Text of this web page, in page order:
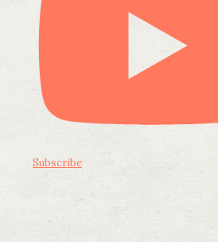
Subscribe